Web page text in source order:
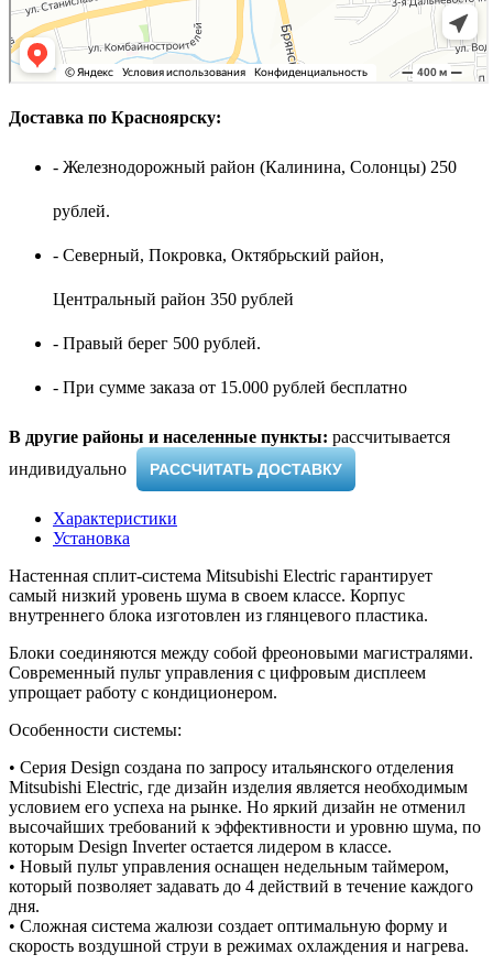
Доставка по Красноярску:
- Железнодорожный район (Калинина, Солонцы) 250
рублей.
- Северный, Покровка, Октябрьский район,
Центральный район 350 рублей
- Правый берег 500 рублей.
- При сумме заказа от 15.000 рублей бесплатно
В другие районы и населенные пункты: рассчитывается
индивидуально ​
РАССЧИТАТЬ ДОСТАВКУ
Характеристики
Установка
Настенная сплит-система Mitsubishi Electric гарантирует
самый низкий уровень шума в своем классе. Корпус
внутреннего блока изготовлен из глянцевого пластика.
Блоки соединяются между собой фреоновыми магистралями.
Современный пульт управления с цифровым дисплеем
упрощает работу с кондиционером.
Особенности системы:
• Серия Design создана по запросу итальянского отделения
Mitsubishi Electric, где дизайн изделия является необходимым
условием его успеха на рынке. Но яркий дизайн не отменил
высочайших требований к эффективности и уровню шума, по
которым Design Inverter остается лидером в классе.
• Новый пульт управления оснащен недельным таймером,
который позволяет задавать до 4 действий в течение каждого
дня.
• Сложная система жалюзи создает оптимальную форму и
скорость воздушной струи в режимах охлаждения и нагрева.